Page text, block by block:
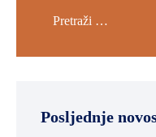
Posljednje